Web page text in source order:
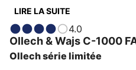
est une source
rend la C-1000 FAGN unique aux yeux de ses
possesseurs. Certains la
d'autres comme
a des raisons personnelles
LIRE LA SUITE
4.0
Ollech & Wajs C-1000
Ollech série limitée